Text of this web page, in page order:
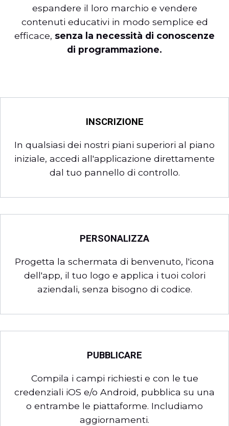
espandere il loro marchio e vendere
contenuti educativi in modo semplice ed
efficace, senza la necessità di conoscenze
di programmazione.
INSCRIZIONE
In qualsiasi dei nostri piani superiori al piano
iniziale, accedi all'applicazione direttamente
dal tuo pannello di controllo.
PERSONALIZZA
Progetta la schermata di benvenuto, l'icona
dell'app, il tuo logo e applica i tuoi colori
aziendali, senza bisogno di codice.
PUBBLICARE
Compila i campi richiesti e con le tue
credenziali iOS e/o Android, pubblica su una
o entrambe le piattaforme. Includiamo
aggiornamenti.